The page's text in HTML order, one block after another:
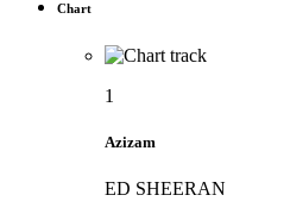
Chart
1
Azizam
ED SHEERAN